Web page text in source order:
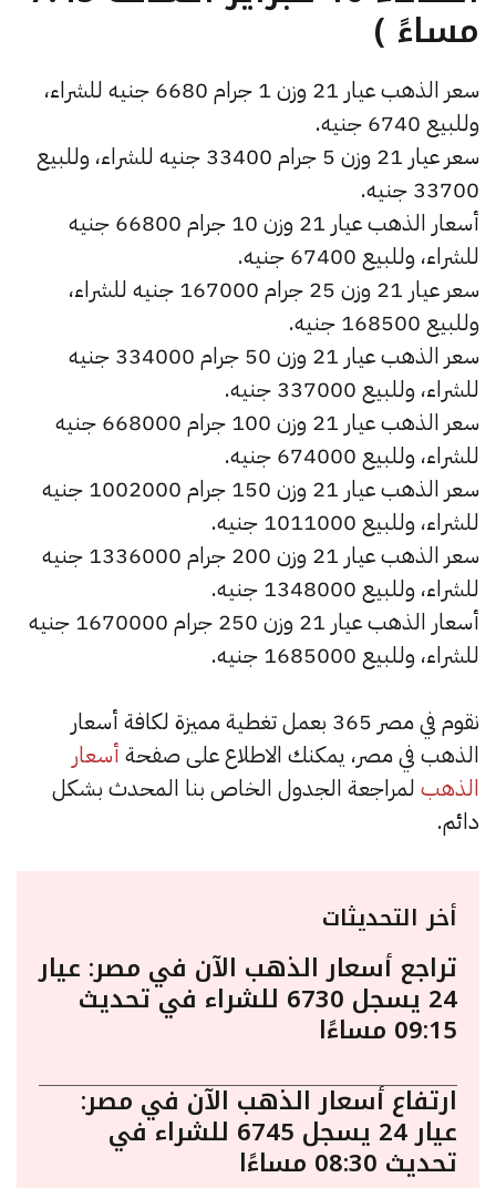
مساءً )
سعر الذهب عيار 21 وزن 1 جرام 6680 جنيه للشراء،
وللبيع 6740 جنيه.
سعر عيار 21 وزن 5 جرام 33400 جنيه للشراء، وللبيع
33700 جنيه.
أسعار الذهب عيار 21 وزن 10 جرام 66800 جنيه
للشراء، وللبيع 67400 جنيه.
سعر عيار 21 وزن 25 جرام 167000 جنيه للشراء،
وللبيع 168500 جنيه.
سعر الذهب عيار 21 وزن 50 جرام 334000 جنيه
للشراء، وللبيع 337000 جنيه.
سعر الذهب عيار 21 وزن 100 جرام 668000 جنيه
للشراء، وللبيع 674000 جنيه.
سعر الذهب عيار 21 وزن 150 جرام 1002000 جنيه
للشراء، وللبيع 1011000 جنيه.
سعر الذهب عيار 21 وزن 200 جرام 1336000 جنيه
للشراء، وللبيع 1348000 جنيه.
أسعار الذهب عيار 21 وزن 250 جرام 1670000 جنيه
للشراء، وللبيع 1685000 جنيه.
نقوم في مصر 365 بعمل تغطية مميزة لكافة أسعار
الذهب في مصر، يمكنك الاطلاع على صفحة أسعار
الذهب لمراجعة الجدول الخاص بنا المحدث بشكل
دائم.
أخر التحديثات
تراجع أسعار الذهب الآن في مصر: عيار
24 يسجل 6730 للشراء في تحديث
09:15 مساءًا
ارتفاع أسعار الذهب الآن في مصر:
عيار 24 يسجل 6745 للشراء في
تحديث 08:30 مساءًا